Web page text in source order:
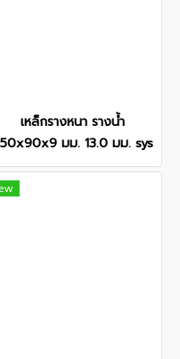
เหล็กรางหนา รางน้ำ
มม. 13.0 มม. sys